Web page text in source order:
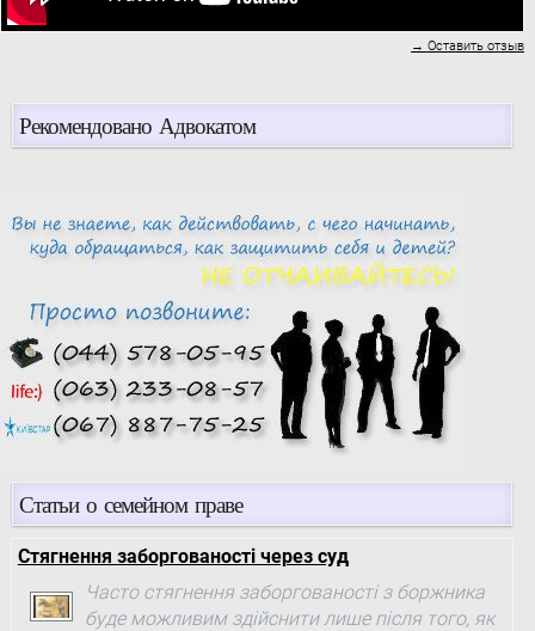
→ Оставить отзыв
Рекомендовано Адвокатом
Статьи о семейном праве
Стягнення заборгованості через суд
Часто стягнення заборгованості з боржника
буде можливим здійснити лише після того, як